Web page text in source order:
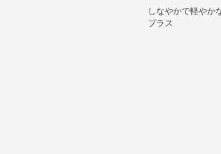
しなやかで軽やか
プラス